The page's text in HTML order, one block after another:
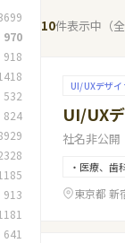
970
918
532
824
913
641
10件表示中（全
UI/UXデザイ
UI/UX
社名非公開
・医療、歯
東京都 新